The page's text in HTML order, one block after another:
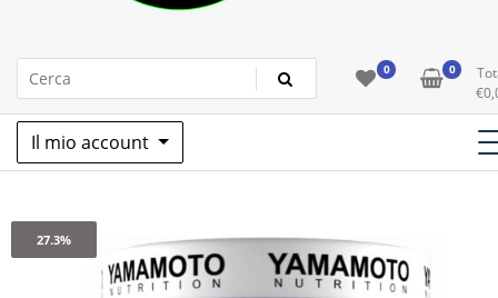
Max Power Integratori 0 0
€
Il mio account
27.3%